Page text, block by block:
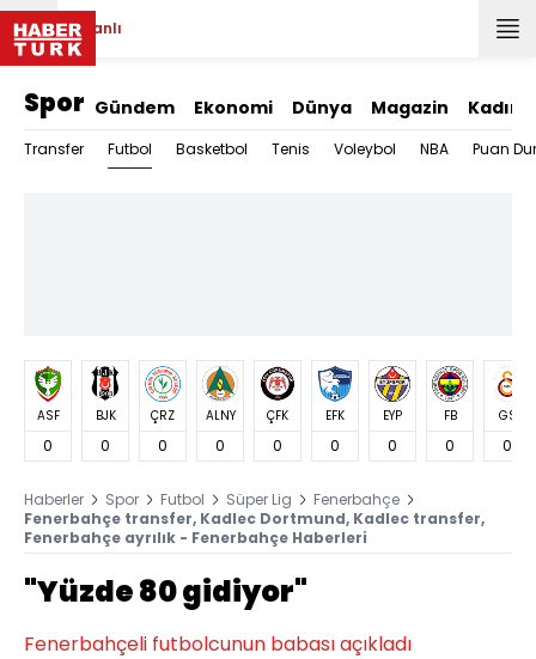
Canlı
Spor Gündem Ekonomi Dünya Magazin Kadın
Transfer Futbol Basketbol Tenis Voleybol NBA Puan
ASF
0
BJK
0
ÇRZ
0
ALNY
0
ÇFK
0
EFK
0
EYP
0
FB
0
GS
0
Haberler Spor Futbol Süper Lig
Fenerbahçe
Fenerbahçe transfer, Kadlec Dortmund, Kadlec transfer,
Fenerbahçe ayrılık - Fenerbahçe Haberleri
"Yüzde 80 gidiyor"
Fenerbahçeli futbolcunun babası açıkladı